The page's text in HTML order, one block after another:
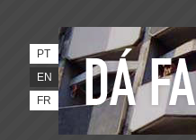
PT
EN
FR